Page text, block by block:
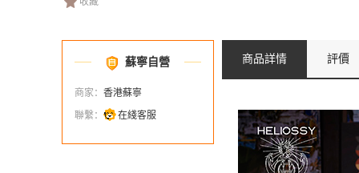
蘇寧自營
商家： 香港蘇寧
聯繫：
在綫客服
商品詳情 評價